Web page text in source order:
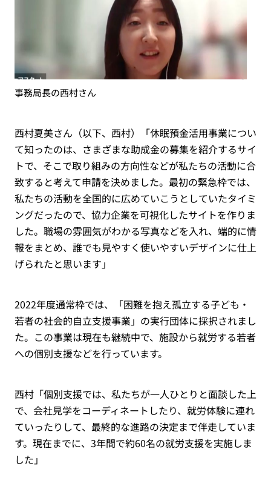
事務局長の西村さん
西村夏美さん（以下、西村）「休眠預金活用事業につい
て知ったのは、さまざまな助成金の募集を紹介するサイ
トで、そこで取り組みの方向性などが私たちの活動に合
致すると考えて申請を決めました。最初の緊急枠では、
私たちの活動を全国的に広めていこうとしていたタイミ
ングだったので、協力企業を可視化したサイトを作りま
した。職場の雰囲気がわかる写真などを入れ、端的に情
報をまとめ、誰でも見やすく使いやすいデザインに仕上
げられたと思います」
2022年度通常枠では、「困難を抱え孤立する子ども・
若者の社会的自立支援事業」の実行団体に採択されまし
た。この事業は現在も継続中で、施設から就労する若者
への個別支援などを行っています。
西村「個別支援では、私たちが一人ひとりと面談した上
で、会社見学をコーディネートしたり、就労体験に連れ
ていったりして、最終的な進路の決定まで伴走していま
す。現在までに、3年間で約60名の就労支援を実施しま
した」